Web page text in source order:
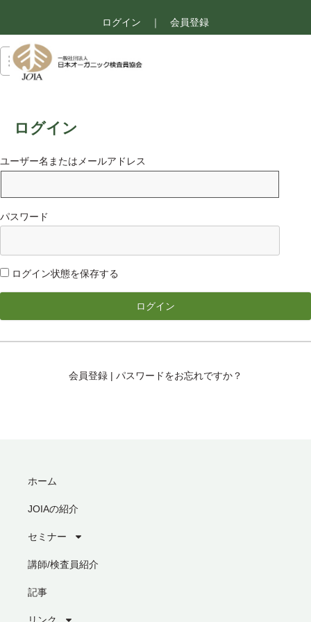
ログイン ｜ 会員登録
ログイン
ユーザー名またはメールアドレス
パスワード
ログイン状態を保存する
会員登録 | パスワードをお忘れですか？
ホーム
JOIAの紹介
セミナー
講師/検査員紹介
記事